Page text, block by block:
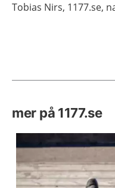
Tobias Nirs, 1177.se,
mer på 1177.se